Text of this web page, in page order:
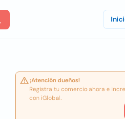
¡Atención dueños!
Registra tu comercio ahora e
con iGlobal.